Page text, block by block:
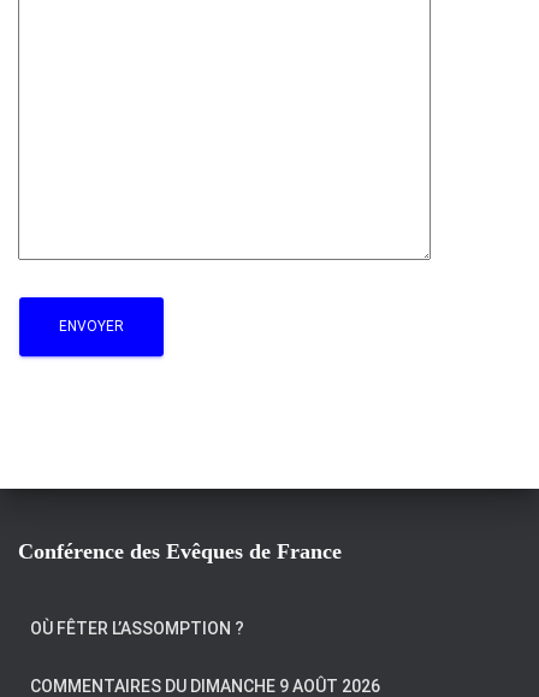
Conférence des Evêques de France
OÙ FÊTER L’ASSOMPTION ?
COMMENTAIRES DU DIMANCHE 9 AOÛT 2026